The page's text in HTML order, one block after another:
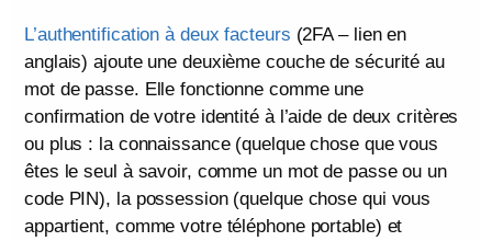
L’authentification à deux facteurs (2FA – lien en
anglais) ajoute une deuxième couche de sécurité au
mot de passe. Elle fonctionne comme une
confirmation de votre identité à l’aide de deux critères
ou plus : la connaissance (quelque chose que vous
êtes le seul à savoir, comme un mot de passe ou un
code PIN), la possession (quelque chose qui vous
appartient, comme votre téléphone portable) et